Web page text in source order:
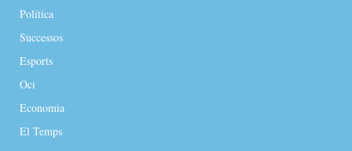
Política
Successos
Esports
Oci
Economia
El Temps